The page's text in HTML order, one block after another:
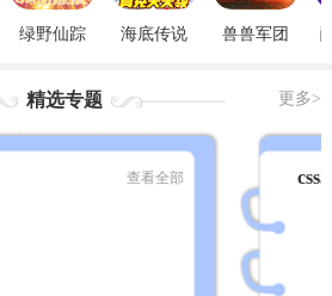
绿野仙踪
海底传说
兽兽军团
更多>
精选专题
查看全部